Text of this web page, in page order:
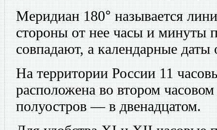
Меридиан 180°называется
стороны от нее часы и минуты
совпадают, а календарные даты
На территории России 11
расположена во втором
полуостров — в двенадцатом.